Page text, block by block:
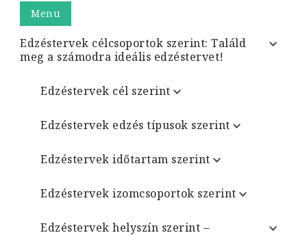
Menu
Edzéstervek célcsoportok szerint: Találd
meg a számodra ideális edzéstervet!
Edzéstervek cél szerint
Edzéstervek edzés típusok szerint
Edzéstervek időtartam szerint
Edzéstervek izomcsoportok szerint
Edzéstervek helyszín szerint –